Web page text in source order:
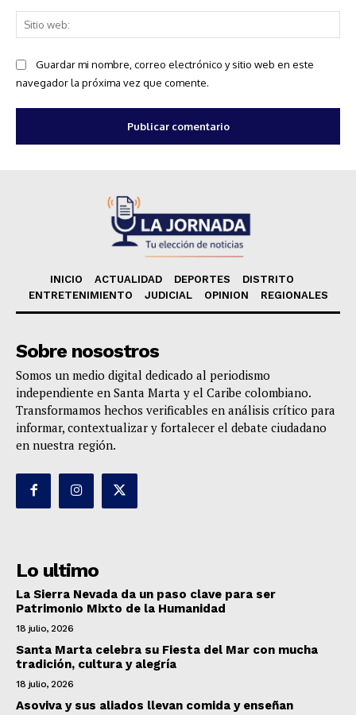
Guardar mi nombre, correo electrónico y sitio web en este
navegador la próxima vez que comente.
INICIO ACTUALIDAD DEPORTES
DISTRITO
ENTRETENIMIENTO
JUDICIAL OPINION REGIONALES
Sobre nosostros
Somos un medio digital dedicado al periodismo
independiente en Santa Marta y el Caribe colombiano.
Transformamos hechos verificables en análisis crítico para
informar, contextualizar y fortalecer el debate ciudadano
en nuestra región.
Lo ultimo
La Sierra Nevada da un paso clave para ser
Patrimonio Mixto de la Humanidad
18 julio, 2026
Santa Marta celebra su Fiesta del Mar con mucha
tradición, cultura y alegría
18 julio, 2026
Asoviva y sus aliados llevan comida y enseñan